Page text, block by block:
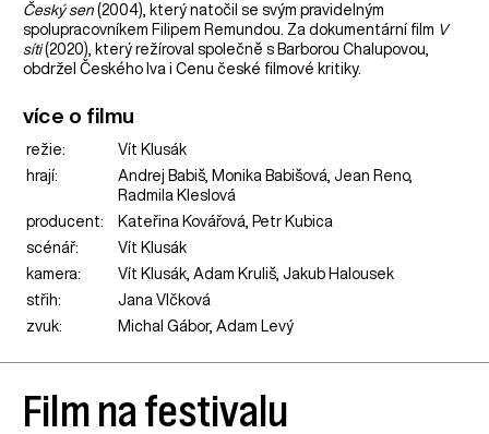
Český sen (2004), který natočil se svým pravidelným
spolupracovníkem Filipem Remundou. Za dokumentární film V
síti(2020), který režíroval společně s Barborou Chalupovou,
obdržel Českého lva i Cenu české filmové kritiky.
více o filmu
režie:
Vít Klusák
hrají:
Andrej Babiš, Monika Babišová, Jean Reno,
Radmila Kleslová
producent:
Kateřina Kovářová, Petr Kubica
scénář:
Vít Klusák
kamera:
Vít Klusák, Adam Kruliš, Jakub Halousek
střih:
Jana Vlčková
zvuk:
Michal Gábor, Adam Levý
Film na festivalu